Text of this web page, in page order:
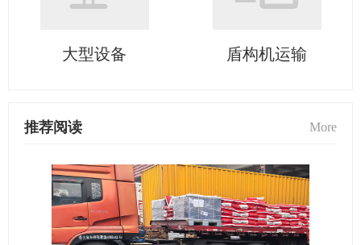
大型设备 盾构机运输
推荐阅读 More